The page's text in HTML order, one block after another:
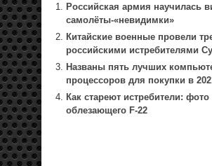
Российская армия научилась
самолёты-«невидимки»
Китайские военные провели
российскими истребителями
Названы пять лучших
процессоров для покупки в
Как стареют истребители: фото
облезающего F-22